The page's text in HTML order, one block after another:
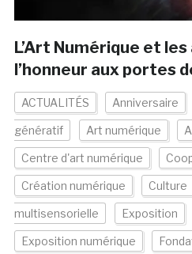
L’Art Numérique et
l’honneur aux portes
ACTUALITÉS Anniversaire
génératif Art numérique
Centre d'art numérique
Création numérique Culture
multisensorielle Exposition
Exposition numérique